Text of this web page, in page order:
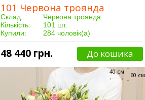
101 Червона троянда
Склад:
Червона троянда
Кількість:
101 шт.
Купили:
284 чоловік(а)
48 440 грн. До кошика
60 см
40 см